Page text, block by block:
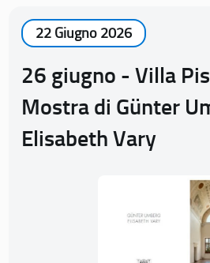
22 Giugno 2026
26 giugno - Villa
Mostra di Günter
Elisabeth Vary